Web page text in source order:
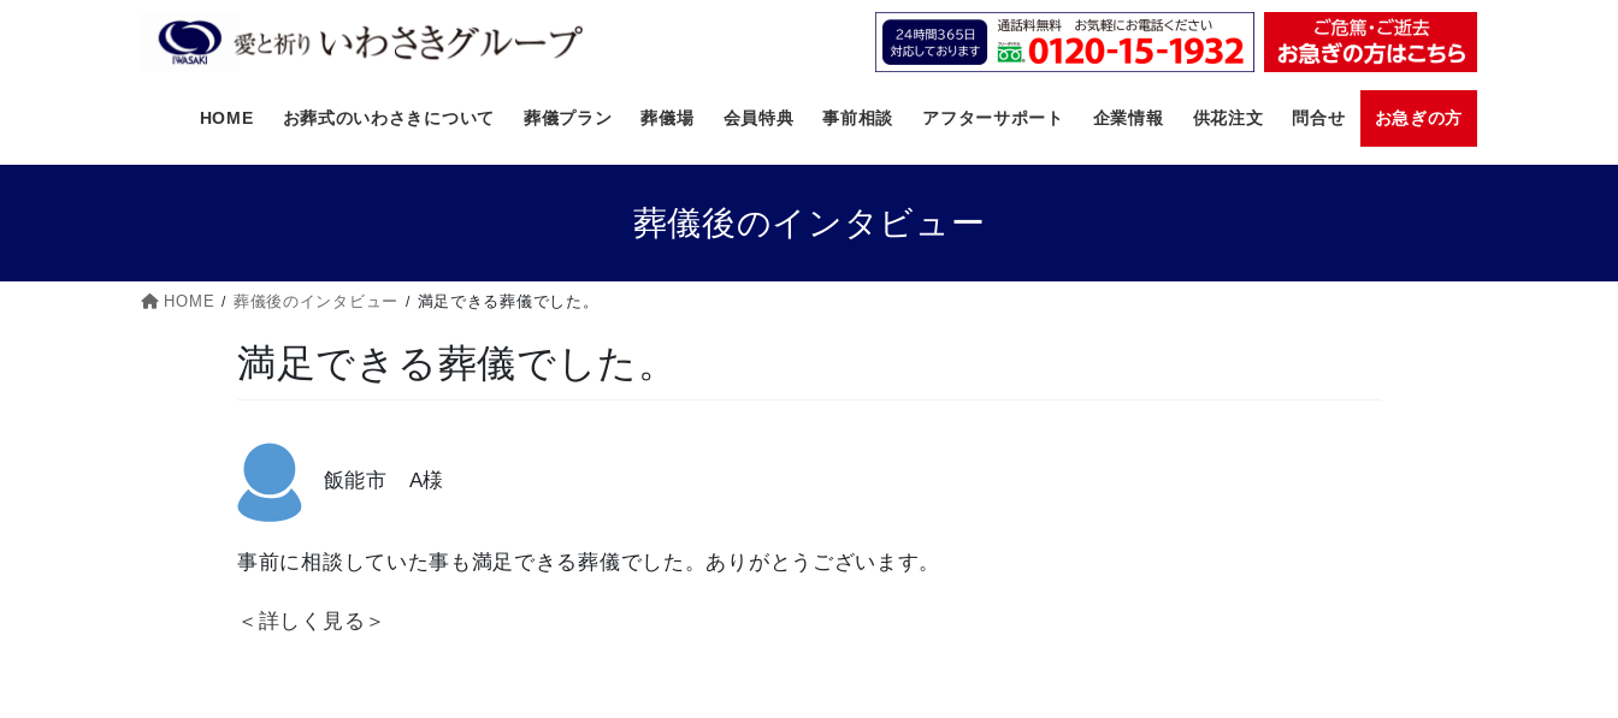
へ
プ
ョ
動
HOME お葬式のいわさきについて 葬儀プラン 葬儀場 会員特典 事前相談 アフターサポート 企業情報 供花注文 問合せ お急ぎの方
葬儀後のインタビュー
HOME 葬儀後のインタビュー 満足できる葬儀でした。
満足できる葬儀でした。
飯能市 A様
事前に相談していた事も満足できる葬儀でした。ありがとうございます。
＜詳しく見る＞